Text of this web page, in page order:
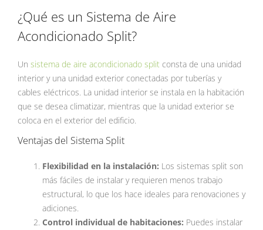
¿Qué es un Sistema de Aire
Acondicionado Split?
Un sistema de aire acondicionado split consta de una unidad
interior y una unidad exterior conectadas por tuberías y
cables eléctricos. La unidad interior se instala en la habitación
que se desea climatizar, mientras que la unidad exterior se
coloca en el exterior del edificio.
Ventajas del Sistema Split
Flexibilidad en la instalación: Los sistemas split son
más fáciles de instalar y requieren menos trabajo
estructural, lo que los hace ideales para renovaciones y
adiciones.
Control individual de habitaciones: Puedes instalar